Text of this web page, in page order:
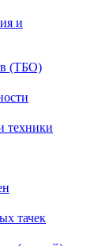
и
(ТБО)
техники
тачек